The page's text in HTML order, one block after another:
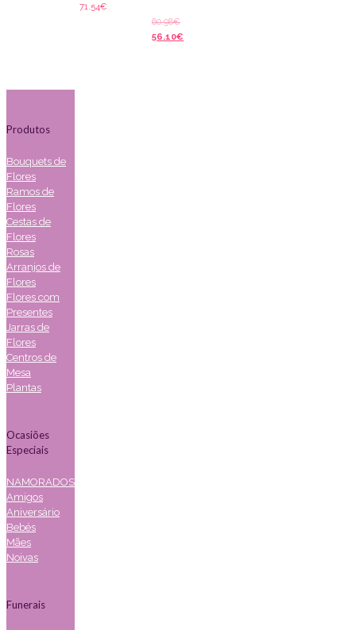
71.54€
60.98€
56.10€
Produtos
Bouquets de
Flores
Ramos de
Flores
Cestas de
Flores
Rosas
Arranjos de
Flores
Flores com
Presentes
Jarras de
Flores
Centros de
Mesa
Plantas
Ocasiões
Especiais
NAMORADOS
Amigos
Aniversário
Bebés
Mães
Noivas
Funerais